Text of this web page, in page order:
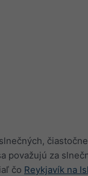
považujú za
čo Reykjavík na